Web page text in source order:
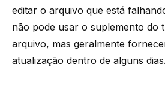
editar o arquivo que está
não pode usar o suplemento do
arquivo, mas geralmente
atualização dentro de alguns dias.